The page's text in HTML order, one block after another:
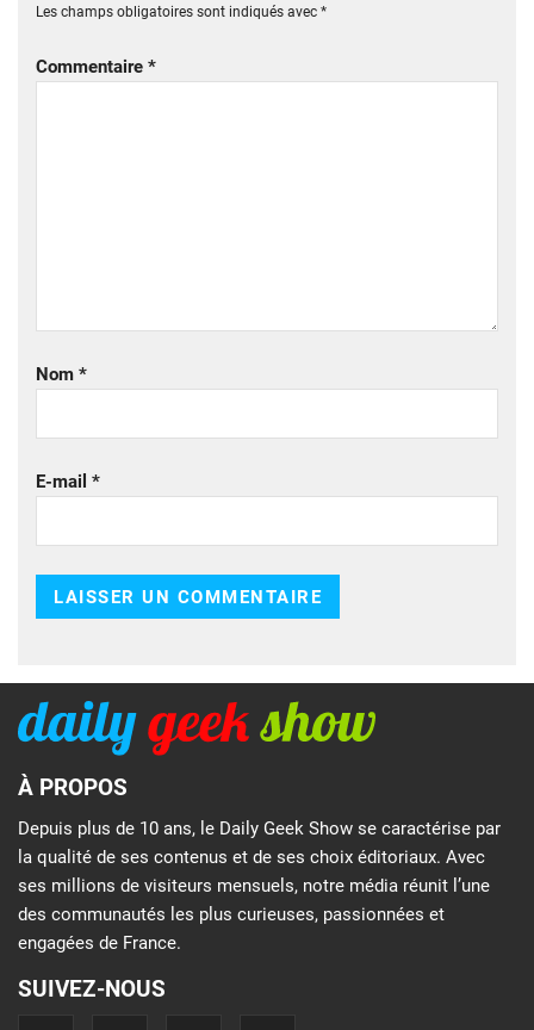
Les champs obligatoires sont indiqués avec *
Commentaire *
Nom *
E-mail *
À PROPOS
Depuis plus de 10 ans, le Daily Geek Show se caractérise par
la qualité de ses contenus et de ses choix éditoriaux. Avec
ses millions de visiteurs mensuels, notre média réunit l’une
des communautés les plus curieuses, passionnées et
engagées de France.
SUIVEZ-NOUS